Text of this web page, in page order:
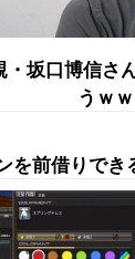
・坂口博信
うｗ
を前借りで